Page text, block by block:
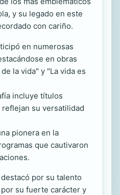
y su legado en este
con cariño.
en numerosas
en obras
la vida" y "La vida es
incluye títulos
su versatilidad
pionera en la
que cautivaron
por su talento
su fuerte carácter y